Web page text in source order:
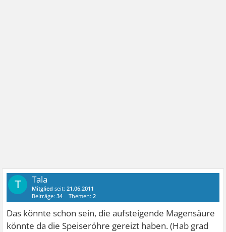
T Tala
Mitglied seit:21.06.2011
Beiträge:34 Themen:2
Das könnte schon sein, die aufsteigende Magensäure
könnte da die Speiseröhre gereizt haben. (Hab grad